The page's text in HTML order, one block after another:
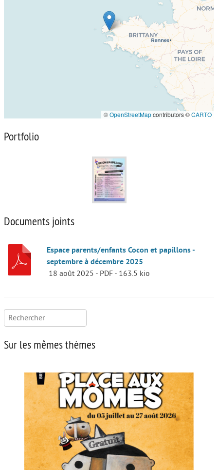
©OpenStreetMapcontributors ©CARTO
Portfolio
Documents joints
Espace parents/enfants Cocon et papillons -
septembre à décembre 2025
18 août 2025 - PDF - 163.5 kio
Rechercher :
Sur les mêmes thèmes